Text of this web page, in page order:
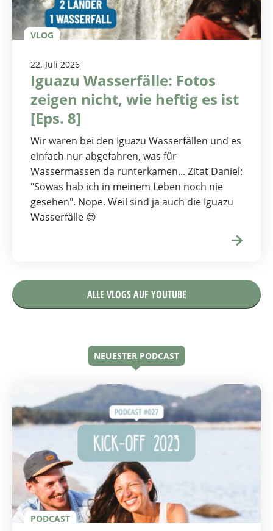
VLOG
22. Juli 2026
Iguazu Wasserfälle: Fotos
zeigen nicht, wie heftig es ist
[Eps. 8]
Wir waren bei den Iguazu Wasserfällen und es
einfach nur abgefahren, was für
Wassermassen da runterkamen... Zitat Daniel:
"Sowas hab ich in meinem Leben noch nie
gesehen". Nope. Weil sind ja auch die Iguazu
Wasserfälle 😍
ALLE VLOGS AUF YOUTUBE
NEUESTER PODCAST
PODCAST